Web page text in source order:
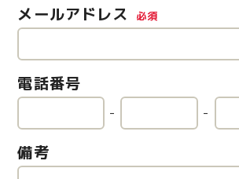
メールアドレス 必須
電話番号
- -
備考